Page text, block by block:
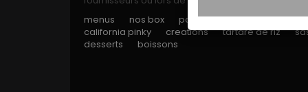
menus
nos box poke bowls sushi maki
california pinky
creations tartare de riz
desserts
boissons